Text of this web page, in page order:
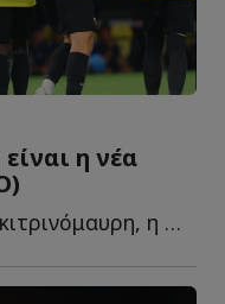
η νέα
Σε κλασσικό στυλ, ριγωτή, κιτρινόμαυρη, η ΑΕΚ παρουσίασε τ...